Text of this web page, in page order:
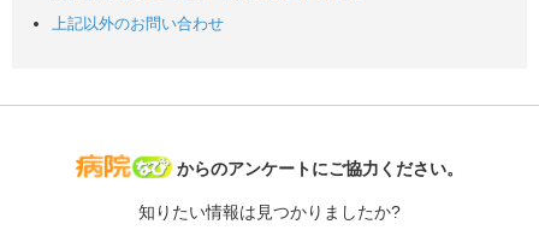
上記以外のお問い合わせ
病院なび
からのアンケートにご協力ください。
知りたい情報は見つかりましたか?